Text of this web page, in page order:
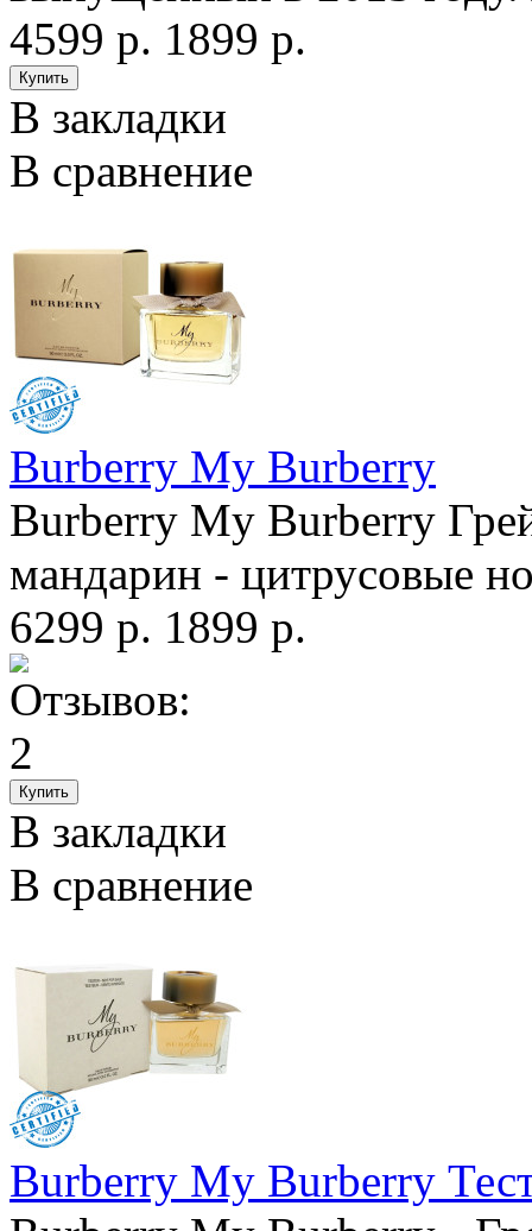
4599 р. 1899 р.
В закладки
В сравнение
Burberry My Burberry
Burberry My Burberry
мандарин - цитрусовые
6299 р. 1899 р.
В закладки
В сравнение
Burberry My Burberry